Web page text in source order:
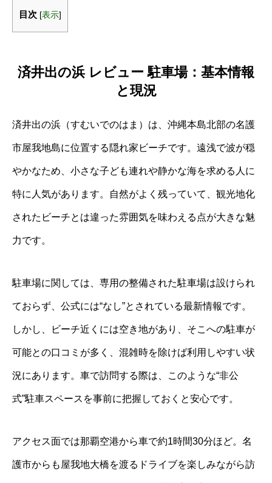
目次 [表示]
済井出の浜 レビュー 駐車場：基本情報
と現況
済井出の浜（すむいでのはま）は、沖縄本島北部の名護
市屋我地島に位置する隠れ家ビーチです。遠浅で波が穏
やかなため、小さな子ども連れや静かな海を求める人に
特に人気があります。自然がよく残っていて、観光地化
されたビーチとは違った雰囲気を味わえる点が大きな魅
力です。
駐車場に関しては、専用の整備された駐車場は設けられ
ておらず、公式には“なし”とされている最新情報です。
しかし、ビーチ近くには空き地があり、そこへの駐車が
可能との口コミが多く、混雑時を除けば利用しやすい状
況にあります。車で訪問する際は、このような“非公
式”駐車スペースを事前に把握しておくと安心です。
アクセス面では那覇空港から車で約1時間30分ほど。名
護市からも屋我地大橋を渡るドライブを楽しみながら訪